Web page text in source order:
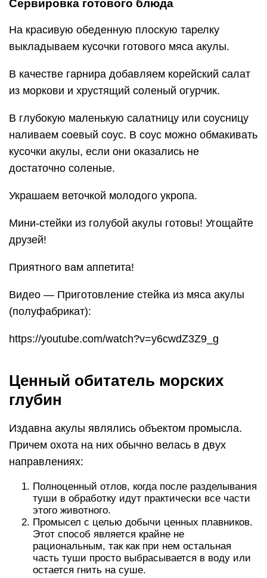
Сервировка готового блюда
На красивую обеденную плоскую тарелку
выкладываем кусочки готового мяса акулы.
В качестве гарнира добавляем корейский салат
из моркови и хрустящий соленый огурчик.
В глубокую маленькую салатницу или соусницу
наливаем соевый соус. В соус можно обмакивать
кусочки акулы, если они оказались не
достаточно соленые.
Украшаем веточкой молодого укропа.
Мини-стейки из голубой акулы готовы! Угощайте
друзей!
Приятного вам аппетита!
Видео — Приготовление стейка из мяса акулы
(полуфабрикат):
https://youtube.com/watch?v=y6cwdZ3Z9_g
Ценный обитатель морских
глубин
Издавна акулы являлись объектом промысла.
Причем охота на них обычно велась в двух
направлениях:
Полноценный отлов, когда после разделывания
туши в обработку идут практически все части
этого животного.
Промысел с целью добычи ценных плавников.
Этот способ является крайне не
рациональным, так как при нем остальная
часть туши просто выбрасывается в воду или
остается гнить на суше.